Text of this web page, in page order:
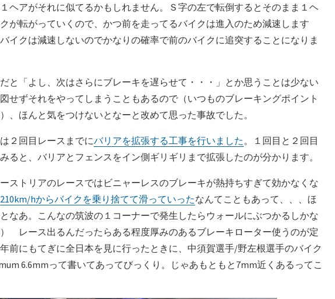
ヘアがそれに似てるかもしれません。Ｓ字の左で転倒するとそのまま１ヘ
が転がっていくので、かつ前を走ってるバイクは進入のため減速します
イクは減速しないのでかなりの確率で前のバイクに追突することになりま
と「よし、次はさらにブレーキを遅らせて・・・」とか思うことは少ない
せずそれをやってしまうこともあるので（いつものブレーキングポイント
、ほんと気をつけないとなーと改めて思った事故でした。
２回目レースまでにバリアを拡張する工事を行いました 。１回目と２回目
ると、バリアとフェンスをイン側ギリギリまで拡張したのが分かります。
ストリアのレースではビニャーレスのブレーキが熱持ちすぎて効かなくな
210km/hからバイクを乗り捨てて滑っていったなんてこともあって、、、ほ
なあ。こんなの筑波の１コーナーで発生したらウォールにぶつかるしかな
レース出るんだったらある程度厚みのあるブレーキローター使うのが定
前にもてぎに全日本を見に行ったときに、中須賀選手/野左根選手のバイク
6.6mmって書いてあってびっくり。じゃあもともと7mm近くあるってこ